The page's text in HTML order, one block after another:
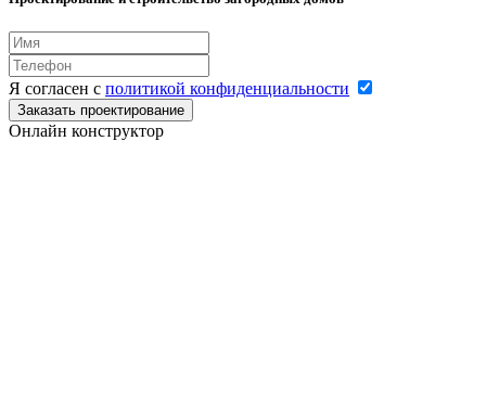
Я согласен с политикой конфиденциальности
Заказать проектирование
Онлайн конструктор